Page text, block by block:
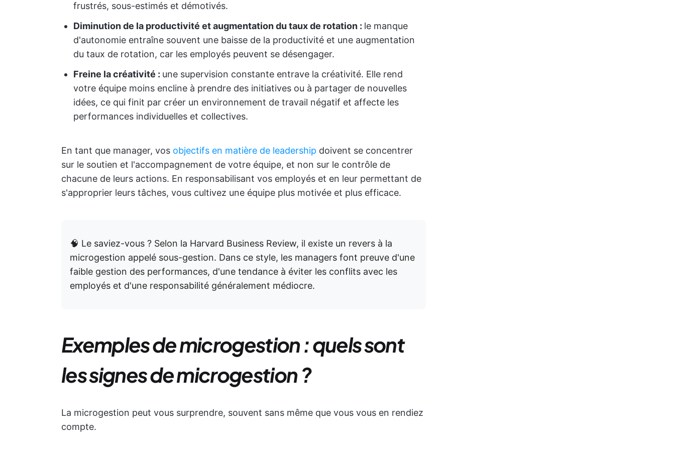
frustrés, sous-estimés et démotivés.
Diminution de la productivité et augmentation du taux de rotation : le manque
d'autonomie entraîne souvent une baisse de la productivité et une augmentation
du taux de rotation, car les employés peuvent se désengager.
Freine la créativité : une supervision constante entrave la créativité. Elle rend
votre équipe moins encline à prendre des initiatives ou à partager de nouvelles
idées, ce qui finit par créer un environnement de travail négatif et affecte les
performances individuelles et collectives.
En tant que manager, vos objectifs en matière de leadership doivent se concentrer
sur le soutien et l'accompagnement de votre équipe, et non sur le contrôle de
chacune de leurs actions. En responsabilisant vos employés et en leur permettant de
s'approprier leurs tâches, vous cultivez une équipe plus motivée et plus efficace.
🧠 Le saviez-vous ? Selon la Harvard Business Review, il existe un revers à la
microgestion appelé sous-gestion. Dans ce style, les managers font preuve d'une
faible gestion des performances, d'une tendance à éviter les conflits avec les
employés et d'une responsabilité généralement médiocre.
Exemples de microgestion : quels sont
les signes de microgestion ?
La microgestion peut vous surprendre, souvent sans même que vous vous en rendiez
compte.